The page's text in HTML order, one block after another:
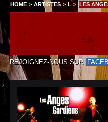
HOME > ARTISTES > L > LES
REJOIGNEZ-NOUS SUR